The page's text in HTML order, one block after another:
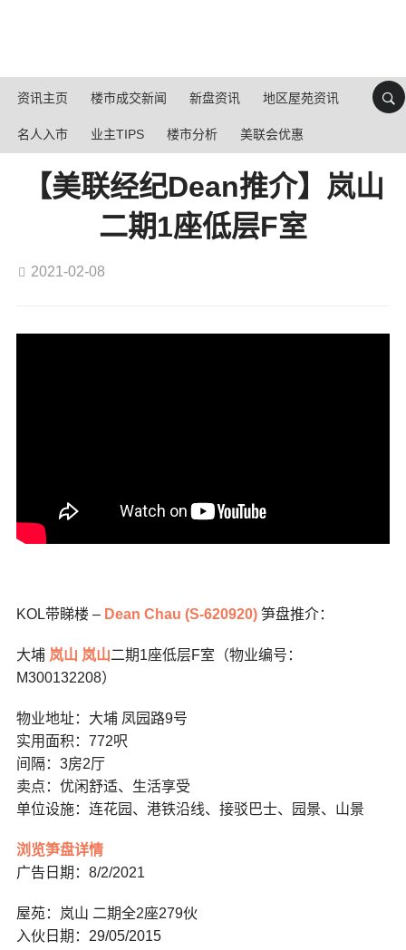
资讯主页 楼市成交新闻 新盘资讯 地区屋苑资讯
名人入市 业主TIPS 楼市分析 美联会优惠
【美联经纪Dean推介】岚山
二期1座低层F室
2021-02-08
KOL带睇楼 – Dean Chau (S-620920)笋盘推介：
大埔 岚山 岚山二期1座低层F室（物业编号：
M300132208）
物业地址：大埔 凤园路9号
实用面积：772呎
间隔：3房2厅
卖点：优闲舒适、生活享受
单位设施：连花园、港铁沿线、接驳巴士、园景、山景
浏览笋盘详情
广告日期：8/2/2021
屋苑：岚山 二期全2座279伙
入伙日期：29/05/2015